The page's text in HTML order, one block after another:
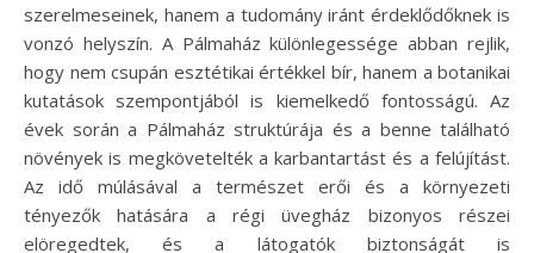
szerelmeseinek, hanem a tudomány iránt érdeklődőknek is
vonzó helyszín. A Pálmaház különlegessége abban rejlik,
hogy nem csupán esztétikai értékkel bír, hanem a botanikai
kutatások szempontjából is kiemelkedő fontosságú. Az
évek során a Pálmaház struktúrája és a benne található
növények is megkövetelték a karbantartást és a felújítást.
Az idő múlásával a természet erői és a környezeti
tényezők hatására a régi üvegház bizonyos részei
elöregedtek, és a látogatók biztonságát is